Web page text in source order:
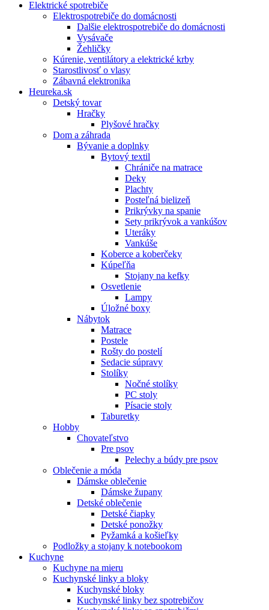
Elektrické spotrebiče
Elektrospotrebiče do domácnosti
Dalšie elektrospotrebiče do domácnosti
Vysávače
Žehličky
Kúrenie, ventilátory a elektrické krby
Starostlivosť o vlasy
Zábavná elektronika
Heureka.sk
Detský tovar
Hračky
Plyšové hračky
Dom a záhrada
Bývanie a doplnky
Bytový textil
Chrániče na matrace
Deky
Plachty
Posteľná bielizeň
Prikrývky na spanie
Sety prikrývok a vankúšov
Uteráky
Vankúše
Koberce a koberčeky
Kúpeľňa
Stojany na kefky
Osvetlenie
Lampy
Úložné boxy
Nábytok
Matrace
Postele
Rošty do postelí
Sedacie súpravy
Stolíky
Nočné stolíky
PC stoly
Písacie stoly
Taburetky
Hobby
Chovateľstvo
Pre psov
Pelechy a búdy pre psov
Oblečenie a móda
Dámske oblečenie
Dámske župany
Detské oblečenie
Detské čiapky
Detské ponožky
Pyžamká a košieľky
Podložky a stojany k notebookom
Kuchyne
Kuchyne na mieru
Kuchynské linky a bloky
Kuchynské bloky
Kuchynské linky bez spotrebičov